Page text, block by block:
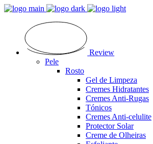
Review
Pele
Rosto
Gel de Limpeza
Cremes Hidratantes
Cremes Anti-Rugas
Tónicos
Cremes Anti-celulite
Protector Solar
Creme de Olheiras